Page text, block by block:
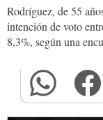
Rodríguez, de 55
intención de voto
8,3%, según una